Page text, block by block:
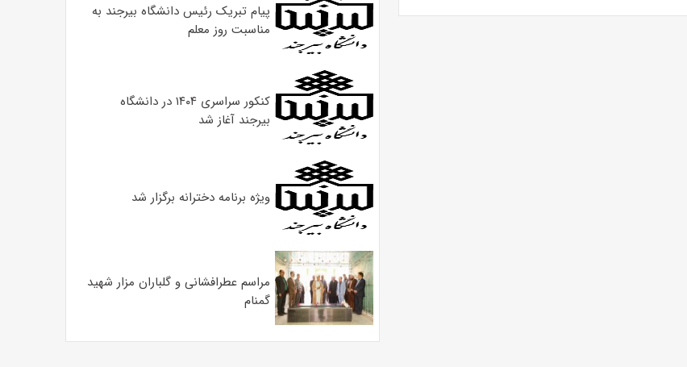
پیام تبریک رئیس دانشگاه بیرجند به
مناسبت روز معلم
کنکور سراسری ۱۴۰۴ در دانشگاه
بیرجند آغاز شد
ویژه برنامه دخترانه برگزار شد
مراسم عطرافشانی و گلباران مزار شهید
گمنام